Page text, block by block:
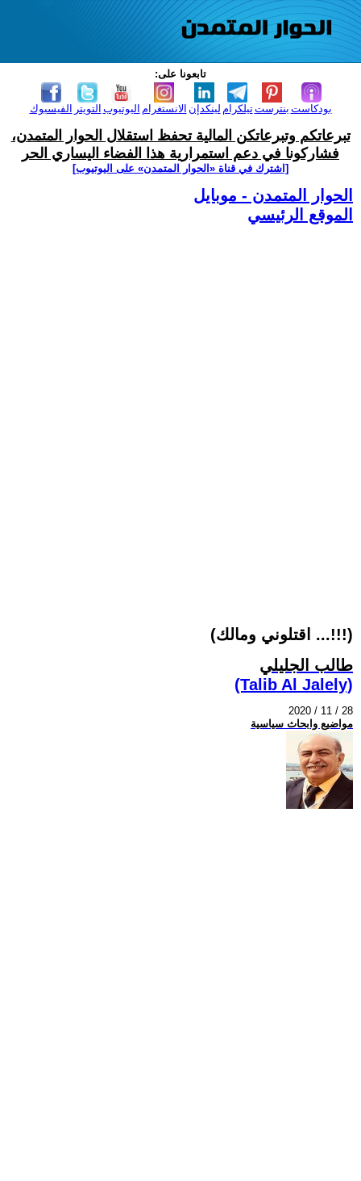
تابعونا على:
الفيسبوك التويتر اليوتيوب الانستغرام لينكدإن تيلكرامبنترست بودكاست
تبرعاتكم وتبرعاتكن المالية تحفظ استقلال الحوار المتمدن،
فشاركونا في دعم استمرارية هذا الفضاء اليساري الحر
[اشترك في قناة ‫«الحوار المتمدن» على اليوتيوب]
الحوار المتمدن - موبايل
الموقع الرئيسي
(اقتلوني ومالك ...!!!)
طالب الجليلي
(Talib Al Jalely)
2020 / 11 / 28
مواضيع وابحاث سياسية